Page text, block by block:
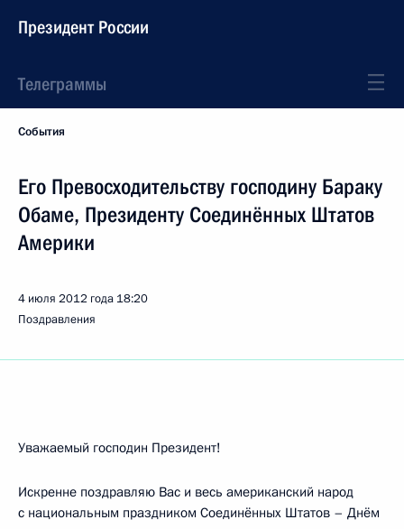
Президент России
Телеграммы
События
Его Превосходительству господину Бараку
Обаме, Президенту Соединённых Штатов
Америки
4 июля 2012 года 18:20
Поздравления
Уважаемый господин Президент!
Искренне поздравляю Вас и весь американский народ
с национальным праздником Соединённых Штатов – Днём